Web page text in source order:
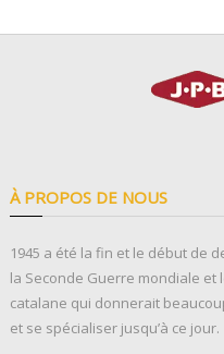
À PROPOS DE NOUS
1945 a été la fin et le début de
la Seconde Guerre mondiale et
catalane qui donnerait
et se spécialiser jusqu’à ce jour.